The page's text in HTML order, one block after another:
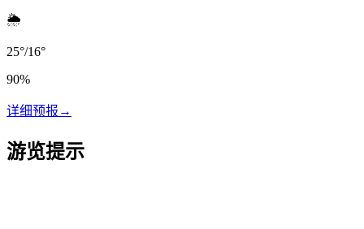
🌦️
25°/16°
90%
详细预报 →
游览提示